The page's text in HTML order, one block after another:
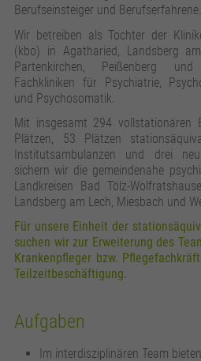
Berufseinsteiger und Berufserfahrene.
Wir betreiben als Tochter der
(kbo) in Agatharied, Landsberg
Partenkirchen, Peißenberg
Fachkliniken für Psychiatrie,
und Psychosomatik.
Mit insgesamt 294 vollstationären
Plätzen, 53 Plätzen
Institutsambulanzen und drei
sichern wir die gemeindenahe
Landkreisen Bad Tölz-
Landsberg am Lech, Miesbach und
Für unsere Einheit der
suchen wir zur Erweiterung des
Krankenpfleger bzw.
Teilzeitbeschäftigung.
Aufgaben
Im interdisziplinären Team
Zweck Speichert die
zusätzliche Informationen anzubieten.